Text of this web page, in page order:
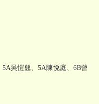
吳愷翹、5A陳悦庭、6B曾